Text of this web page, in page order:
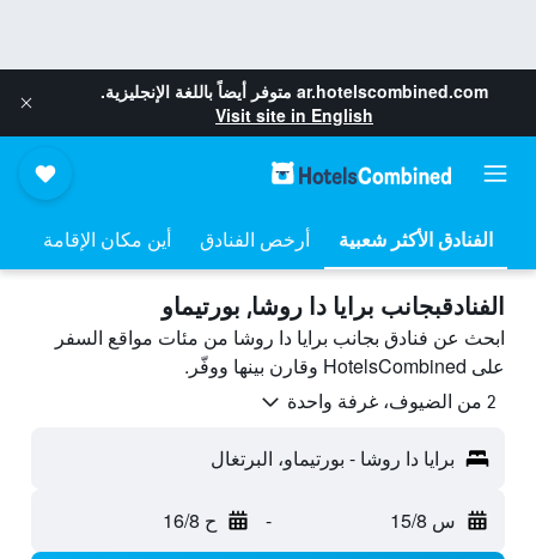
ar.hotelscombined.com متوفر أيضاً باللغة الإنجليزية.
Visit site in English
أرخص الفنادق أين مكان الإقامة
الفنادقبجانب برايا دا روشا, بورتيماو
ابحث عن فنادق بجانب برايا دا روشا من مئات مواقع السفر
على HotelsCombined وقارن بينها ووفّر.
2 من الضيوف، غرفة واحدة
برايا دا روشا - بورتيماو، البرتغال
س 15/8 - ح 16/8